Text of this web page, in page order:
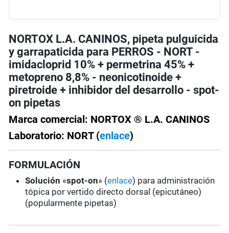
NORTOX L.A. CANINOS, pipeta pulguicida
y garrapaticida para PERROS - NORT -
imidacloprid 10% + permetrina 45% +
metopreno 8,8% - neonicotinoide +
piretroide + inhibidor del desarrollo - spot-
on pipetas
Marca comercial: NORTOX ® L.A. CANINOS
Laboratorio: NORT (enlace)
FORMULACIÓN
Solución «spot-on» (enlace) para administración
tópica por vertido directo dorsal (epicutáneo)
(popularmente pipetas)